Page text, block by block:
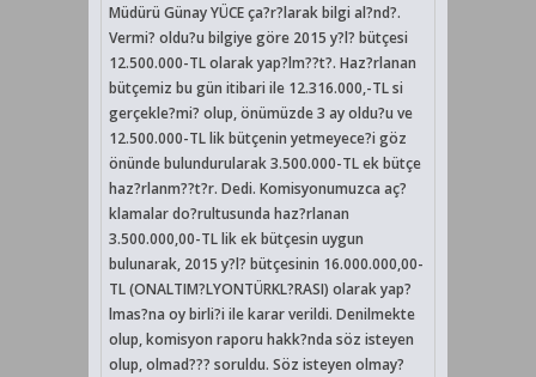
Müdürü Günay YÜCE ça?r?larak bilgi al?nd?.
Vermi? oldu?u bilgiye göre 2015 y?l? bütçesi
12.500.000-TL olarak yap?lm??t?. Haz?rlanan
bütçemiz bu gün itibari ile 12.316.000,-TL si
gerçekle?mi? olup, önümüzde 3 ay oldu?u ve
12.500.000-TL lik bütçenin yetmeyece?i göz
önünde bulundurularak 3.500.000-TL ek bütçe
haz?rlanm??t?r. Dedi. Komisyonumuzca aç?
klamalar do?rultusunda haz?rlanan
3.500.000,00-TL lik ek bütçesin uygun
bulunarak, 2015 y?l? bütçesinin 16.000.000,00-
TL (ONALTIM?LYONTÜRKL?RASI) olarak yap?
lmas?na oy birli?i ile karar verildi. Denilmekte
olup, komisyon raporu hakk?nda söz isteyen
olup, olmad??? soruldu. Söz isteyen olmay?